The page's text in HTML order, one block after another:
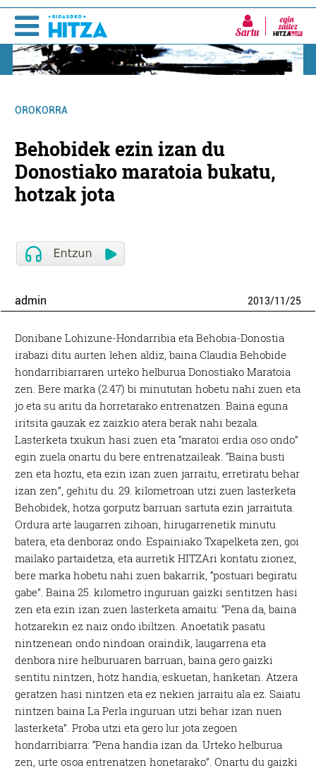
Sartu
OROKORRA
Behobidek ezin izan du
Donostiako maratoia bukatu,
hotzak jota
admin 2013/11/25
Donibane Lohizune-Hondarribia eta Behobia-Donostia
irabazi ditu aurten lehen aldiz, baina Claudia Behobide
hondarribiarraren urteko helburua Donostiako Maratoia
zen. Bere marka (2:47) bi minututan hobetu nahi zuen eta
jo eta su aritu da horretarako entrenatzen. Baina eguna
iritsita gauzak ez zaizkio atera berak nahi bezala.
Lasterketa txukun hasi zuen eta “maratoi erdia oso ondo”
egin zuela onartu du bere entrenatzaileak. “Baina busti
zen eta hoztu, eta ezin izan zuen jarraitu, erretiratu behar
izan zen”, gehitu du. 29. kilometroan utzi zuen lasterketa
Behobidek, hotza gorputz barruan sartuta ezin jarraituta.
Ordura arte laugarren zihoan, hirugarrenetik minutu
batera, eta denboraz ondo. Espainiako Txapelketa zen, goi
mailako partaidetza, eta aurretik HITZAri kontatu zionez,
bere marka hobetu nahi zuen bakarrik, “postuari begiratu
gabe”. Baina 25. kilometro inguruan gaizki sentitzen hasi
zen eta ezin izan zuen lasterketa amaitu: “Pena da, baina
hotzarekin ez naiz ondo ibiltzen. Anoetatik pasatu
nintzenean ondo nindoan oraindik, laugarrena eta
denbora nire helburuaren barruan, baina gero gaizki
sentitu nintzen, hotz handia, eskuetan, hanketan. Atzera
geratzen hasi nintzen eta ez nekien jarraitu ala ez. Saiatu
nintzen baina La Perla inguruan utzi behar izan nuen
lasterketa”. Proba utzi eta gero lur jota zegoen
hondarribiarra: “Pena handia izan da. Urteko helburua
zen, urte osoa entrenatzen honetarako”. Onartu du gaizki